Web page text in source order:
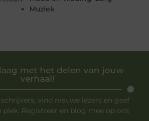
Muziek
met het delen van jouw
verhaal!
vind nieuwe lezers en geef
Registreer en blog mee op ons